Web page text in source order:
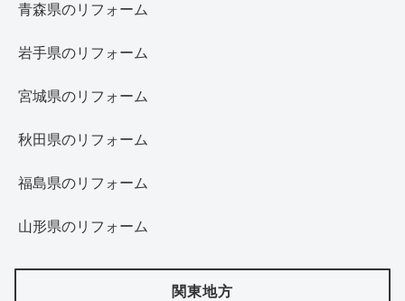
青森県のリフォーム
岩手県のリフォーム
宮城県のリフォーム
秋田県のリフォーム
福島県のリフォーム
山形県のリフォーム
関東地方